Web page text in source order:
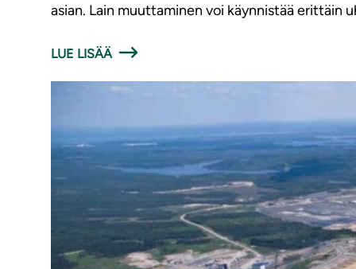
asian. Lain muuttaminen voi käynnistää erittäin
LUE LISÄÄ